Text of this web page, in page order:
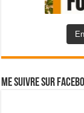
Me suivre sur